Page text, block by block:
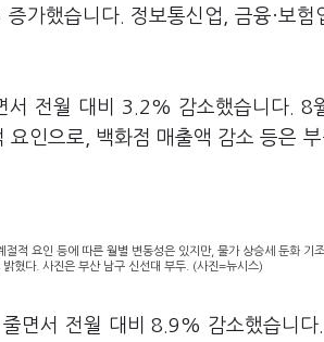
했습니다. 정보통신업, 금융·보험
서 전월 대비 3.2% 감소했습니다. 8
인으로, 백화점 매출액 감소 등은
적 요인 등에 따른 월별 변동성은 있지만, 물가 상승세 둔화 기
혔다. 사진은 부산 남구 신선대 부두. (사진=뉴시스)
면서 전월 대비 8.9% 감소했습니